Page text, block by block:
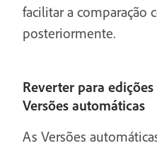
facilitar a comparação
posteriormente.
Reverter para
Versões automáticas
As Versões